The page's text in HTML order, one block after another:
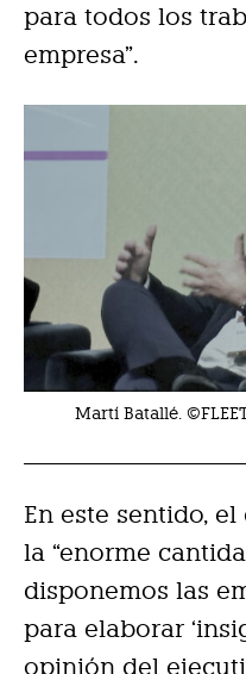
para todos los
empresa”.
Martí Batallé. ©FLEET
En este sentido,
la “enorme
disponemos las
para elaborar
opinión del